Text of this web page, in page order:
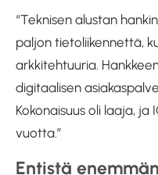
“Teknisen alustan
paljon tietoliikennettä,
arkkitehtuuria.
digitaalisen
Kokonaisuus oli laaja,
vuotta.”
Entistä